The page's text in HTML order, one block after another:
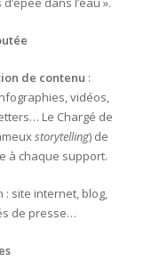
de contenu :
vidéos,
Le Chargé de
storytelling) de
à chaque support.
: site internet, blog,
de presse…